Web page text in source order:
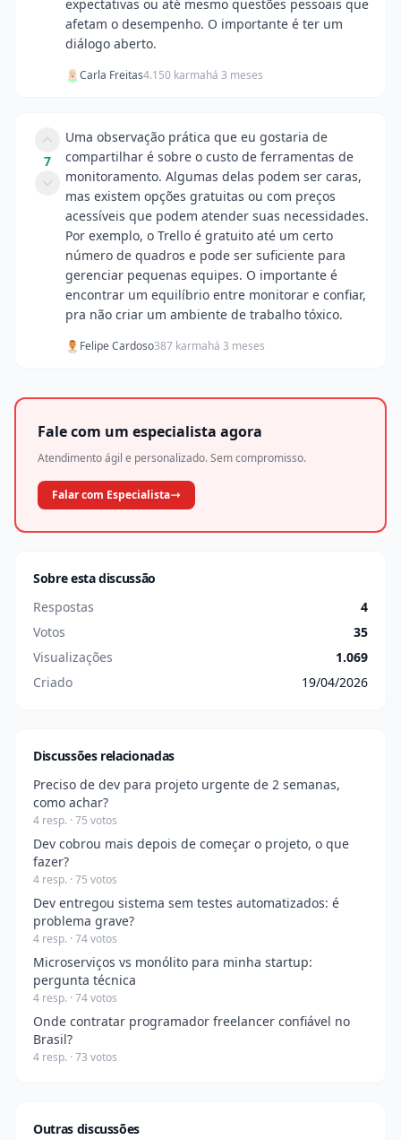
expectativas ou até mesmo questões pessoais que
afetam o desempenho. O importante é ter um
diálogo aberto.
Carla Freitas4.150 karmahá 3 meses
7
Uma observação prática que eu gostaria de
compartilhar é sobre o custo de ferramentas de
monitoramento. Algumas delas podem ser caras,
mas existem opções gratuitas ou com preços
acessíveis que podem atender suas necessidades.
Por exemplo, o Trello é gratuito até um certo
número de quadros e pode ser suficiente para
gerenciar pequenas equipes. O importante é
encontrar um equilíbrio entre monitorar e confiar,
pra não criar um ambiente de trabalho tóxico.
Felipe Cardoso387 karmahá 3 meses
Fale com um especialista agora
Atendimento ágil e personalizado. Sem compromisso.
Falar com Especialista
Sobre esta discussão
Respostas
4
Votos
35
Visualizações
1.069
Criado
19/04/2026
Discussões relacionadas
Preciso de dev para projeto urgente de 2 semanas,
como achar?
4 resp. · 75 votos
Dev cobrou mais depois de começar o projeto, o que
fazer?
4 resp. · 75 votos
Dev entregou sistema sem testes automatizados: é
problema grave?
4 resp. · 74 votos
Microserviços vs monólito para minha startup:
pergunta técnica
4 resp. · 74 votos
Onde contratar programador freelancer confiável no
Brasil?
4 resp. · 73 votos
Outras discussões